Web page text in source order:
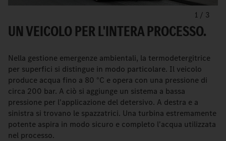
1 / 3
UN VEICOLO PER L'INTERA PROCESSO.
Nella gestione emergenze ambientali, la termodetergitrice
per superfici si distingue in modo particolare. Il veicolo
produce acqua fino a 80 °C e opera con una pressione di
circa 200 bar. A ciò si aggiunge un sistema a bassa
pressione per l'applicazione del detersivo. A destra e a
sinistra si trovano le spazzatrici. Una turbina estremamente
potente aspira in modo sicuro e completo l'acqua utilizzata
nel processo.